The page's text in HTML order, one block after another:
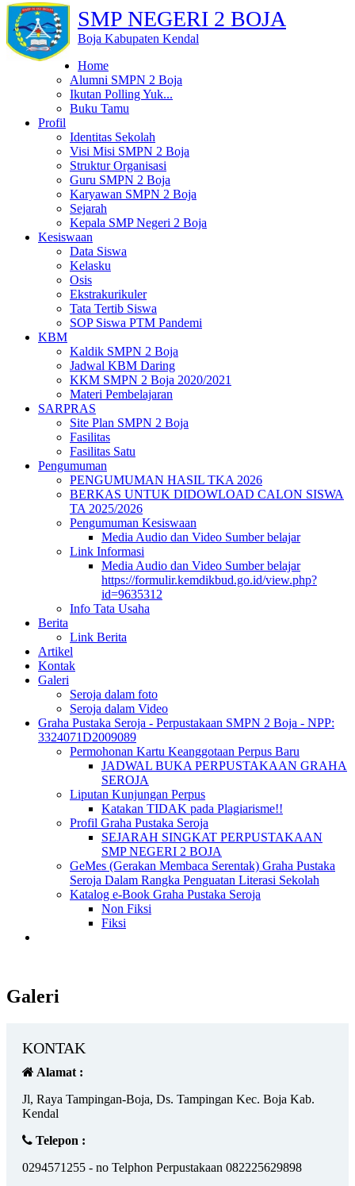
SMP NEGERI 2 BOJA
Boja Kabupaten Kendal
Home
Alumni SMPN 2 Boja
Ikutan Polling Yuk...
Buku Tamu
Profil
Identitas Sekolah
Visi Misi SMPN 2 Boja
Struktur Organisasi
Guru SMPN 2 Boja
Karyawan SMPN 2 Boja
Sejarah
Kepala SMP Negeri 2 Boja
Kesiswaan
Data Siswa
Kelasku
Osis
Ekstrakurikuler
Tata Tertib Siswa
SOP Siswa PTM Pandemi
KBM
Kaldik SMPN 2 Boja
Jadwal KBM Daring
KKM SMPN 2 Boja 2020/2021
Materi Pembelajaran
SARPRAS
Site Plan SMPN 2 Boja
Fasilitas
Fasilitas Satu
Pengumuman
PENGUMUMAN HASIL TKA 2026
BERKAS UNTUK DIDOWLOAD CALON SISWA
TA 2025/2026
Pengumuman Kesiswaan
Media Audio dan Video Sumber belajar
Link Informasi
Media Audio dan Video Sumber belajar
https://formulir.kemdikbud.go.id/view.php?
id=9635312
Info Tata Usaha
Berita
Link Berita
Artikel
Kontak
Galeri
Seroja dalam foto
Seroja dalam Video
Graha Pustaka Seroja - Perpustakaan SMPN 2 Boja - NPP:
3324071D2009089
Permohonan Kartu Keanggotaan Perpus Baru
JADWAL BUKA PERPUSTAKAAN GRAHA
SEROJA
Liputan Kunjungan Perpus
Katakan TIDAK pada Plagiarisme!!
Profil Graha Pustaka Seroja
SEJARAH SINGKAT PERPUSTAKAAN
SMP NEGERI 2 BOJA
GeMes (Gerakan Membaca Serentak) Graha Pustaka
Seroja Dalam Rangka Penguatan Literasi Sekolah
Katalog e-Book Graha Pustaka Seroja
Non Fiksi
Fiksi
Galeri
KONTAK
Alamat :
Jl, Raya Tampingan-Boja, Ds. Tampingan Kec. Boja Kab.
Kendal
Telepon :
0294571255 - no Telphon Perpustakaan 082225629898